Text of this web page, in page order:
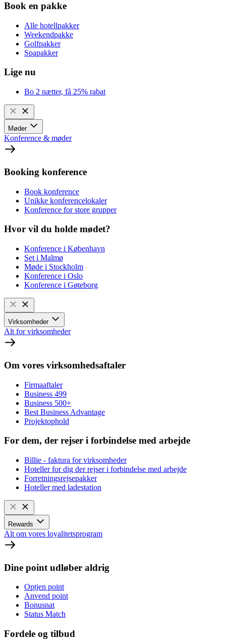
Book en pakke
Alle hotellpakker
Weekendpakke
Golfpakker
Spapakker
Lige nu
Bo 2 nætter, få 25% rabat
Møder
Konference & møder
Booking konference
Book konference
Unikke konferencelokaler
Konference for store grupper
Hvor vil du holde mødet?
Konference i København
Set i Malmø
Møde i Stockholm
Konference i Oslo
Konference i Gøteborg
Virksomheder
Alt for virksomheder
Om vores virksomhedsaftaler
Firmaaftaler
Business 499
Business 500+
Best Business Advantage
Projektophold
For dem, der rejser i forbindelse med arbejde
Billie - faktura for virksomheder
Hoteller for dig der rejser i forbindelse med arbejde
Forretningsrejsepakker
Hoteller med ladestation
Rewards
Alt om vores loyalitetsprogram
Dine point udløber aldrig
Optjen point
Anvend point
Bonusnat
Status Match
Fordele og tilbud